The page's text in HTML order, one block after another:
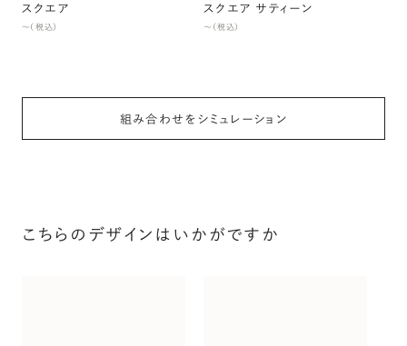
スクエア
〜（税込）
スクエア サティーン
〜（税込）
組み合わせをシミュレーション
こちらのデザインはいかがですか